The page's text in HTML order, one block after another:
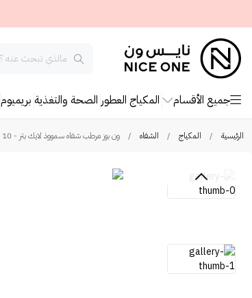
جميع الأقسام المكياج العطور الصحة والتغذية بريميوم
الرئيسية / المكياج / الشفاه / ون بوز مرطب شفاه سمووذ لايك بتر - 10 جم